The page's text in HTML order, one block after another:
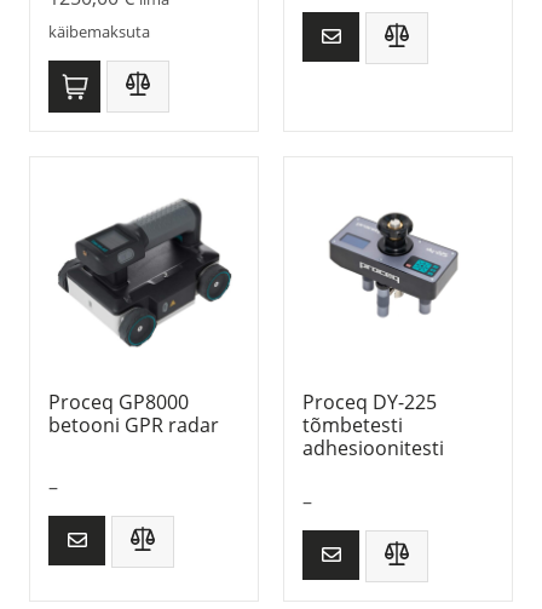
käibemaksuta
Proceq GP8000
betooni GPR radar
–
Proceq DY-225
tõmbetesti
adhesioonitesti
–